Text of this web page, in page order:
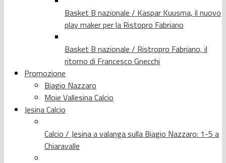
Basket B nazionale / Kaspar Kuusma, il nuovo
play maker per la Ristopro Fabriano
Basket B nazionale / Ristropro Fabriano, il
ritorno di Francesco Gnecchi
Promozione
Biagio Nazzaro
Moie Vallesina Calcio
Jesina Calcio
Calcio / Jesina a valanga sulla Biagio Nazzaro: 1-5 a
Chiaravalle